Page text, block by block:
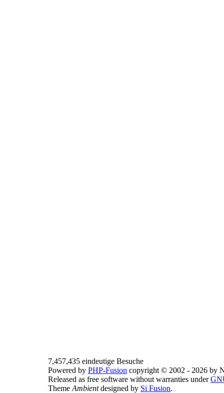
7,457,435 eindeutige Besuche
Powered by PHP-Fusion copyright © 2002 - 2026 by
Released as free software without warranties under
Theme Ambientdesigned by Si Fusion.